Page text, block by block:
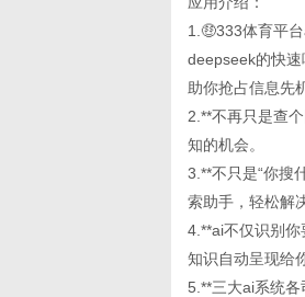
1.🤑333体育平
deepseek的快速
助你抢占信息先
2.**不再只是查
知的机会。
3.**不只是“你搜
索助手，轻松解
4.**ai不仅识别
知识自动呈现给
5.**三大ai系统